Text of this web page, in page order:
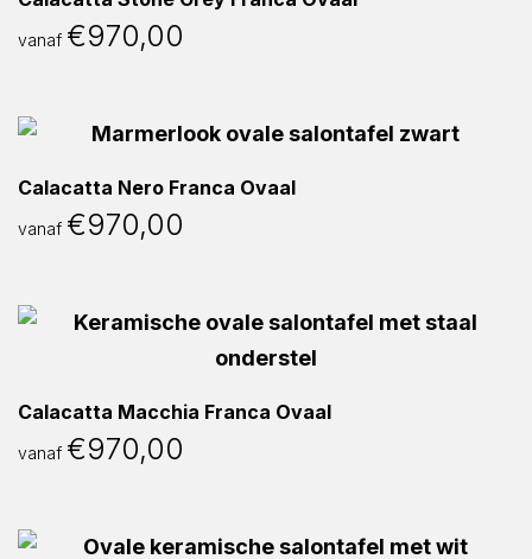
vanaf €970,00
Calacatta Nero Franca Ovaal
vanaf €970,00
Calacatta Macchia Franca Ovaal
vanaf €970,00